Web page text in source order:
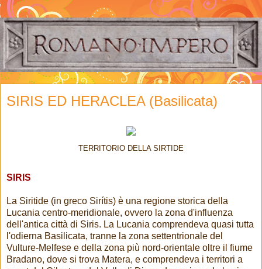
SIRIS ED HERACLEA (Basilicata)
TERRITORIO DELLA SIRTIDE
SIRIS
La Siritide (in greco Sirítis) è una regione storica della
Lucania centro-meridionale, ovvero la zona d'influenza
dell'antica città di Siris. La Lucania comprendeva quasi tutta
l'odierna Basilicata, tranne la zona settentrionale del
Vulture-Melfese e della zona più nord-orientale oltre il fiume
Bradano, dove si trova Matera, e comprendeva i territori a